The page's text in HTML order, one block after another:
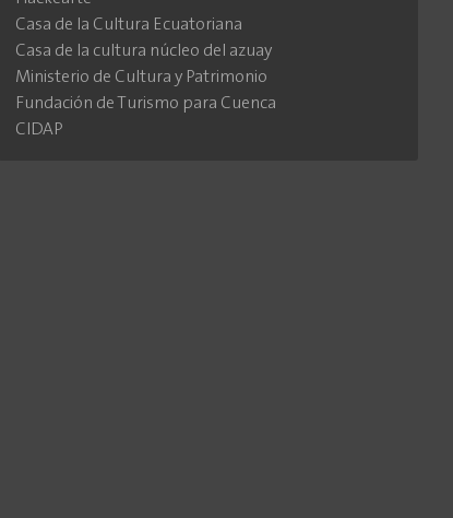
Casa de la Cultura Ecuatoriana
Casa de la cultura núcleo del azuay
Ministerio de Cultura y Patrimonio
Fundación de Turismo para Cuenca
CIDAP